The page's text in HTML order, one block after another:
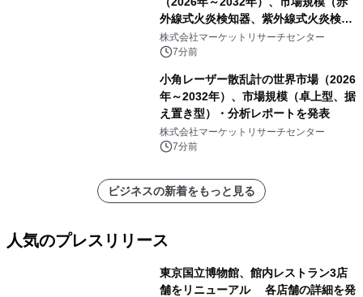
胞アッセイ）・分析レポートを発表
外線式火炎検知器、紫外線式火炎検知
器、UV&IR火炎検知器、その他）・分
析レポートを発表
株式会社マーケットリサーチセンター
7分前
小角レーザー散乱計の世界市場（2026
年～2032年）、市場規模（卓上型、据
え置き型）・分析レポートを発表
株式会社マーケットリサーチセンター
7分前
ビジネスの新着をもっと見る
人気のプレスリリース
東京国立博物館、館内レストラン3店
舗をリニューアル 各店舗の詳細を発